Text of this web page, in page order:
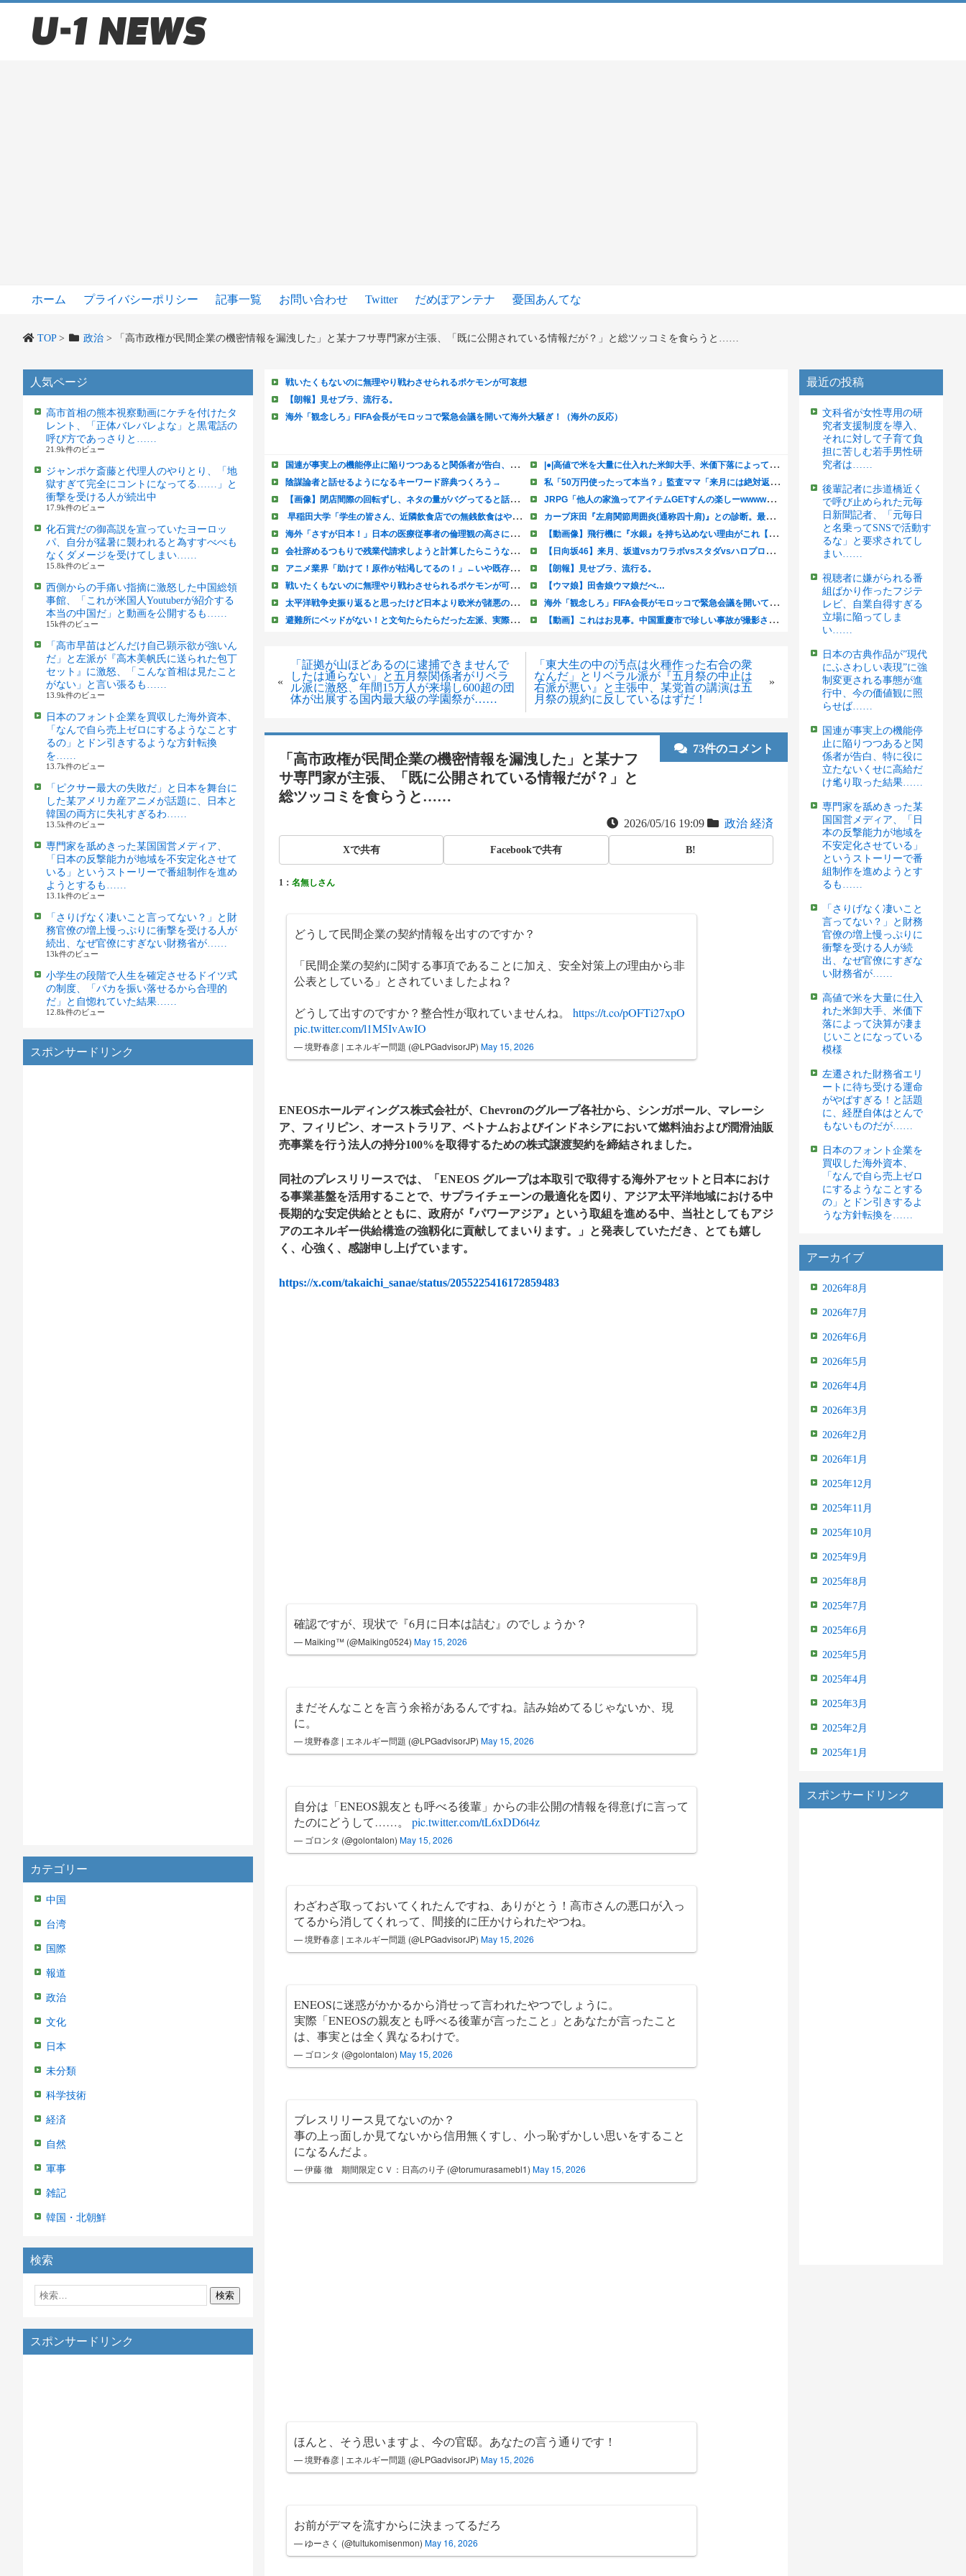
ホーム プライバシーポリシー 記事一覧 お問い合わせ Twitter だめぽアンテナ 憂国あんてな
TOP> 政治> 「高市政権が民間企業の機密情報を漏洩した」と某ナフサ専門家が主張、「既に公開されている情報だが？」と総ツッコミを食らうと……
人気ページ
高市首相の熊本視察動画にケチを付けたタ
レント、「正体バレバレよな」と黒電話の
呼び方であっさりと……
21.9k件のビュー
ジャンポケ斎藤と代理人のやりとり、「地
獄すぎて完全にコントになってる……」と
衝撃を受ける人が続出中
17.9k件のビュー
化石賞だの御高説を宣っていたヨーロッ
パ、自分が猛暑に襲われると為すすべべも
なくダメージを受けてしまい……
15.8k件のビュー
西側からの手痛い指摘に激怒した中国総領
事館、「これが米国人Youtuberが紹介する
本当の中国だ」と動画を公開するも……
15k件のビュー
「高市早苗はどんだけ自己顕示欲が強いん
だ」と左派が『高木美帆氏に送られた包丁
セット』に激怒、「こんな首相は見たこと
がない」と言い張るも……
13.9k件のビュー
日本のフォント企業を買収した海外資本、
「なんで自ら売上ゼロにするようなことす
るの」とドン引きするような方針転換
を……
13.7k件のビュー
「ピクサー最大の失敗だ」と日本を舞台に
した某アメリカ産アニメが話題に、日本と
韓国の両方に失礼すぎるわ……
13.5k件のビュー
専門家を舐めきった某国国営メディア、
「日本の反撃能力が地域を不安定化させて
いる」というストーリーで番組制作を進め
ようとするも……
13.1k件のビュー
「さりげなく凄いこと言ってない？」と財
務官僚の増上慢っぷりに衝撃を受ける人が
続出、なぜ官僚にすぎない財務省が……
13k件のビュー
小学生の段階で人生を確定させるドイツ式
の制度、「バカを振い落せるから合理的
だ」と自惚れていた結果……
12.8k件のビュー
スポンサードリンク
カテゴリー
中国
台湾
国際
報道
政治
文化
日本
未分類
科学技術
経済
自然
軍事
雑記
韓国・北朝鮮
検索
スポンサードリンク
«
「証拠が山ほどあるのに逮捕できませんで
したは通らない」と五月祭関係者がリベラ
ル派に激怒、年間15万人が来場し600超の団
体が出展する国内最大級の学園祭が……
「東大生の中の汚点は火種作った右合の衆
なんだ」とリベラル派が『五月祭の中止は
右派が悪い』と主張中、某党首の講演は五
月祭の規約に反しているはずだ！
»
73件のコメント
「高市政権が民間企業の機密情報を漏洩した」と某ナフ
サ専門家が主張、「既に公開されている情報だが？」と
総ツッコミを食らうと……
2026/05/16 19:09 政治 経済
Xで共有 Facebookで共有 B!
1： 名無しさん
どうして民間企業の契約情報を出すのですか？
「民間企業の契約に関する事項であることに加え、安全対策上の理由から非
公表としている」とされていましたよね？
どうして出すのですか？整合性が取れていませんね。 https://t.co/pOFTi27xpO
pic.twitter.com/l1M5IvAwIO
— 境野春彦 | エネルギー問題 (@LPGadvisorJP) May 15, 2026
ENEOSホールディングス株式会社が、Chevronのグループ各社から、シンガポール、マレーシ
ア、フィリピン、オーストラリア、ベトナムおよびインドネシアにおいて燃料油および潤滑油販
売事業を行う法人の持分100%を取得するための株式譲渡契約を締結されました。
同社のプレスリリースでは、「ENEOS グループは本取引で取得する海外アセットと日本におけ
る事業基盤を活用することで、サプライチェーンの最適化を図り、アジア太平洋地域における中
長期的な安定供給とともに、政府が『パワーアジア』という取組を進める中、当社としてもアジ
アのエネルギー供給構造の強靱化に貢献してまいります。」と発表していただき、とても嬉し
く、心強く、感謝申し上げています。
https://x.com/takaichi_sanae/status/2055225416172859483
確認ですが、現状で『6月に日本は詰む』のでしょうか？
— Maiking™ (@Maiking0524) May 15, 2026
まだそんなことを言う余裕があるんですね。詰み始めてるじゃないか、現
に。
— 境野春彦 | エネルギー問題 (@LPGadvisorJP) May 15, 2026
自分は「ENEOS親友とも呼べる後輩」からの非公開の情報を得意げに言って
たのにどうして……。 pic.twitter.com/tL6xDD6t4z
— ゴロンタ (@golontalon) May 15, 2026
わざわざ取っておいてくれたんですね、ありがとう！高市さんの悪口が入っ
てるから消してくれって、間接的に圧かけられたやつね。
— 境野春彦 | エネルギー問題 (@LPGadvisorJP) May 15, 2026
ENEOSに迷惑がかかるから消せって言われたやつでしょうに。
実際「ENEOSの親友とも呼べる後輩が言ったこと」とあなたが言ったこと
は、事実とは全く異なるわけで。
— ゴロンタ (@golontalon) May 15, 2026
ブレスリリース見てないのか？
事の上っ面しか見てないから信用無くすし、小っ恥ずかしい思いをすること
になるんだよ。
— 伊藤 徹 期間限定ＣＶ：日高のり子 (@torumurasamebl1) May 15, 2026
ほんと、そう思いますよ、今の官邸。あなたの言う通りです！
— 境野春彦 | エネルギー問題 (@LPGadvisorJP) May 15, 2026
お前がデマを流すからに決まってるだろ
— ゆーさく (@tultukomisenmon) May 16, 2026
最近の投稿
文科省が女性専用の研
究者支援制度を導入、
それに対して子育て負
担に苦しむ若手男性研
究者は……
後輩記者に歩道橋近く
で呼び止められた元毎
日新聞記者、「元毎日
と名乗ってSNSで活動す
るな」と要求されてし
まい……
視聴者に嫌がられる番
組ばかり作ったフジテ
レビ、自業自得すぎる
立場に陥ってしま
い……
日本の古典作品が”現代
にふさわしい表現”に強
制変更される事態が進
行中、今の価値観に照
らせば……
国連が事実上の機能停
止に陥りつつあると関
係者が告白、特に役に
立たないくせに高給だ
け毟り取った結果……
専門家を舐めきった某
国国営メディア、「日
本の反撃能力が地域を
不安定化させている」
というストーリーで番
組制作を進めようとす
るも……
「さりげなく凄いこと
言ってない？」と財務
官僚の増上慢っぷりに
衝撃を受ける人が続
出、なぜ官僚にすぎな
い財務省が……
高値で米を大量に仕入
れた米卸大手、米価下
落によって決算が凄ま
じいことになっている
模様
左遷された財務省エリ
ートに待ち受ける運命
がやばすぎる！と話題
に、経歴自体はとんで
もないものだが……
日本のフォント企業を
買収した海外資本、
「なんで自ら売上ゼロ
にするようなことする
の」とドン引きするよ
うな方針転換を……
アーカイブ
2026年8月
2026年7月
2026年6月
2026年5月
2026年4月
2026年3月
2026年2月
2026年1月
2025年12月
2025年11月
2025年10月
2025年9月
2025年8月
2025年7月
2025年6月
2025年5月
2025年4月
2025年3月
2025年2月
2025年1月
スポンサードリンク